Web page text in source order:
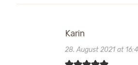
Karin
28. August 2021 at